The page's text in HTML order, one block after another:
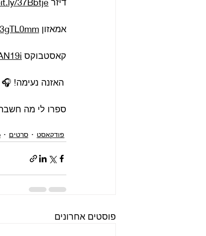
אמאזון
קאסטבוקס
האזנה נעימה! 🎧
ספרו לי מה
פודקאסט
סרטים
פוסטים אחרונים